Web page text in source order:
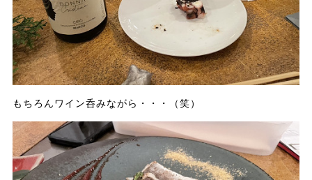
もちろんワイン呑みながら・・・（笑）